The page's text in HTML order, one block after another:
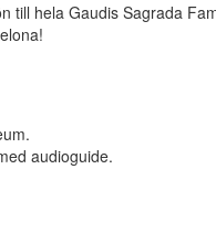
till hela Gaudis Sagrada
audioguide.